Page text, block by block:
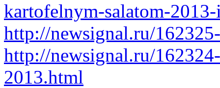
kartofelnym-salatom-
http://newsignal.ru/
http://newsignal.ru/
2013.html